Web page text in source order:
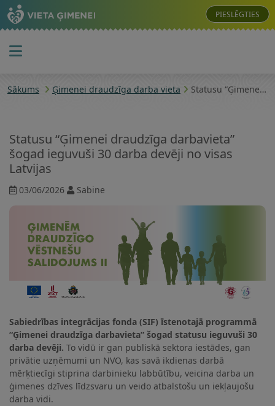
PIESLĒGTIES
Sākums Ģimenei draudzīga darba vieta Statusu “Ģimenei draudzīga darbavieta” šogad ieguvuši 30 darba devēji no visas Latvijas
Statusu “Ģimenei draudzīga darbavieta”
šogad ieguvuši 30 darba devēji no visas
Latvijas
03/06/2026 Sabine
Sabiedrības integrācijas fonda (SIF) īstenotajā programmā
“Ģimenei draudzīga darbavieta” šogad statusu ieguvuši 30
darba devēji. To vidū ir gan publiskā sektora iestādes, gan
privātie uzņēmumi un NVO, kas savā ikdienas darbā
mērķtiecīgi stiprina darbinieku labbūtību, veicina darba un
ģimenes dzīves līdzsvaru un veido atbalstošu un iekļaujošu
darba vidi.